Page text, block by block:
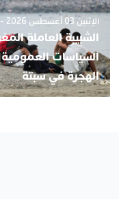
الإثنين 03 أغسطس 2026 - 3:11
الشبيبة العاملة
السياسات العمومية
الهجرة في سبتة